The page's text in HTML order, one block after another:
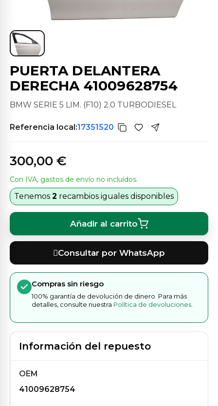
PUERTA DELANTERA
DERECHA 41009628754
BMW SERIE 5 LIM. (F10) 2.0 TURBODIESEL
Referencia local:17351520
300,00 €
Con IVA, gastos de envío no incluídos.
Tenemos 2 recambios iguales disponibles
Añadir al carrito
Consultar por WhatsApp
Compras sin riesgo
100% garantía de devolución de dinero. Para más
detalles, consulte nuestra Política de devoluciones
Información del repuesto
OEM
41009628754